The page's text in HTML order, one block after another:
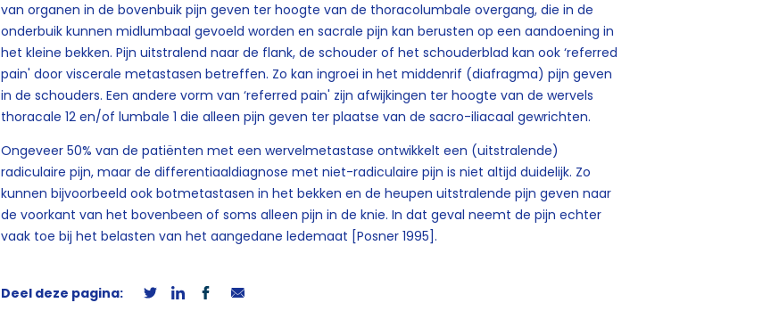
van organen in de bovenbuik pijn geven ter hoogte van de thoracolumbale overgang, die in de
onderbuik kunnen midlumbaal gevoeld worden en sacrale pijn kan berusten op een aandoening in
het kleine bekken. Pijn uitstralend naar de flank, de schouder of het schouderblad kan ook ‘referred
pain' door viscerale metastasen betreffen. Zo kan ingroei in het middenrif (diafragma) pijn geven
in de schouders. Een andere vorm van ‘referred pain' zijn afwijkingen ter hoogte van de wervels
thoracale 12 en/of lumbale 1 die alleen pijn geven ter plaatse van de sacro-iliacaal gewrichten.
Ongeveer 50% van de patiënten met een wervelmetastase ontwikkelt een (uitstralende)
radiculaire pijn, maar de differentiaaldiagnose met niet-radiculaire pijn is niet altijd duidelijk. Zo
kunnen bijvoorbeeld ook botmetastasen in het bekken en de heupen uitstralende pijn geven naar
de voorkant van het bovenbeen of soms alleen pijn in de knie. In dat geval neemt de pijn echter
vaak toe bij het belasten van het aangedane ledemaat [Posner 1995].
Deel deze pagina: